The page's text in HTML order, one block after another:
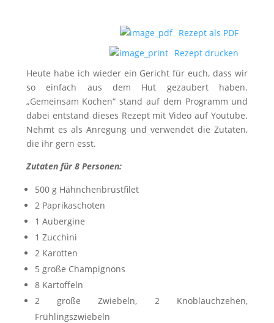
Rezept als PDF
Rezept drucken
Heute habe ich wieder ein Gericht für euch, dass wir
so einfach aus dem Hut gezaubert haben.
„Gemeinsam Kochen“ stand auf dem Programm und
dabei entstand dieses Rezept mit Video auf Youtube.
Nehmt es als Anregung und verwendet die Zutaten,
die ihr gern esst.
Zutaten für 8 Personen:
500 g Hähnchenbrustfilet
2 Paprikaschoten
1 Aubergine
1 Zucchini
2 Karotten
5 große Champignons
8 Kartoffeln
2 große Zwiebeln, 2 Knoblauchzehen,
Frühlingszwiebeln